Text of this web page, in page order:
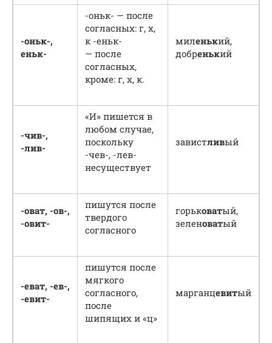
-оньк-,
еньк-
-оньк- — после
согласных: г, х,
к -еньк-
— после
согласных,
кроме: г, х, к.
миленький,
добренький
-чив-,
-лив-
«И» пишется в
любом случае,
поскольку
-чев-, -лев-
несуществует
завистливый
-оват, -ов-,
-овит-
пишутся после
твердого
согласного
горьковатый,
зеленоватый
-еват, -ев-,
-евит-
пишутся после
мягкого
согласного,
после
шипящих и «ц»
марганцевитый